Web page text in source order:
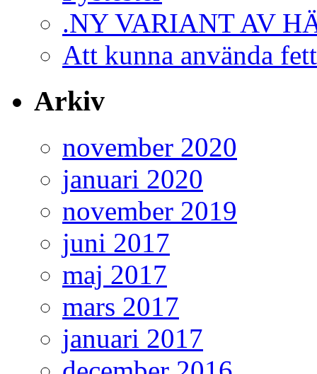
.NY VARIANT AV
Att kunna använda
Arkiv
november 2020
januari 2020
november 2019
juni 2017
maj 2017
mars 2017
januari 2017